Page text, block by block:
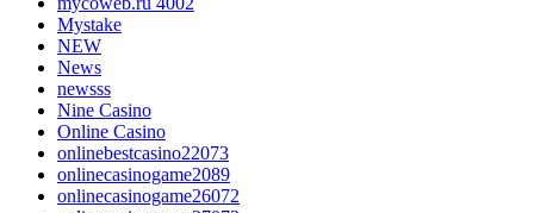
Mystake
NEW
News
newsss
Nine Casino
Online Casino
onlinebestcasino22073
onlinecasinogame2089
onlinecasinogame26072